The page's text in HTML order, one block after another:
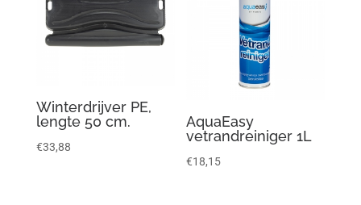
Winterdrijver PE,
lengte 50 cm.
€33,88
AquaEasy
vetrandreiniger 1L
€18,15